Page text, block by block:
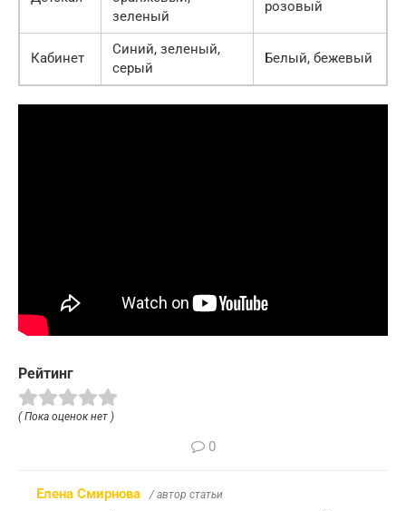
зеленый
розовый
Кабинет
Синий, зеленый,
серый
Белый, бежевый
Рейтинг
( Пока оценок нет )
0
Елена Смирнова / автор статьи